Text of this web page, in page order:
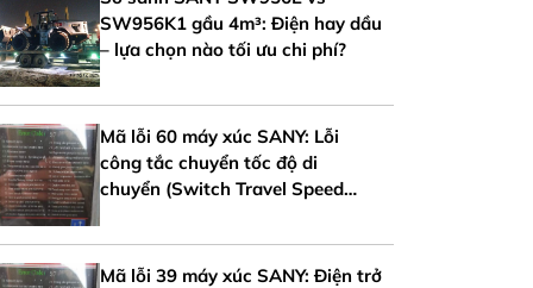
SW956K1 gầu 4m³: Điện hay dầu
– lựa chọn nào tối ưu chi phí?
Mã lỗi 60 máy xúc SANY: Lỗi
công tắc chuyển tốc độ di
chuyển (Switch Travel Speed
Mã lỗi 39 máy xúc SANY: Điện trở